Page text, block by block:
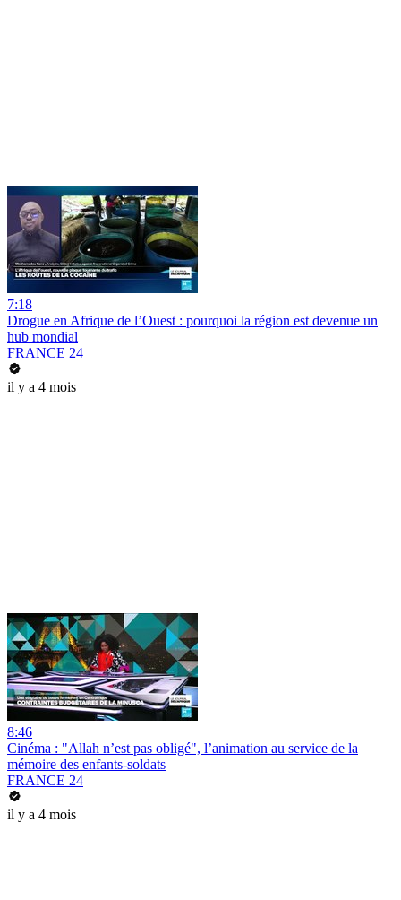
7:18
Drogue en Afrique de l’Ouest : pourquoi la région est devenue un
hub mondial
FRANCE 24
il y a 4 mois
8:46
Cinéma : "Allah n’est pas obligé", l’animation au service de la
mémoire des enfants-soldats
FRANCE 24
il y a 4 mois